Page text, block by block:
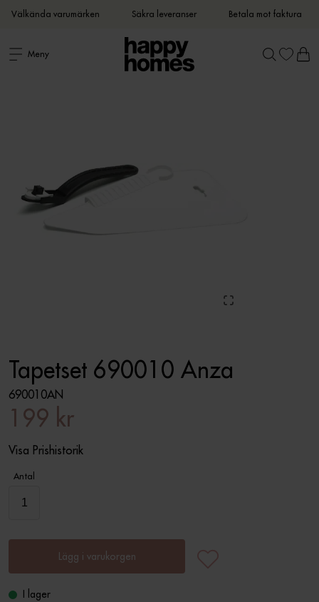
Välkända varumärken Säkra leveranser Betala mot faktura
Meny
Tapetset 690010 Anza
690010AN
199 kr
Visa Prishistorik
Antal
Lägg i varukorgen
I lager